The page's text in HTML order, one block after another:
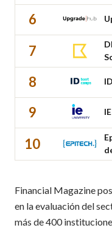
6
7
8
9
10
Financial Magazine
en la evaluación del
más de 400